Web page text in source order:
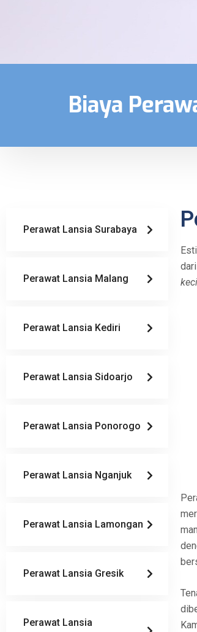
Biaya
Perawat Lansia Surabaya
Perawat Lansia Malang
Perawat Lansia Kediri
Perawat Lansia Sidoarjo
Perawat Lansia Ponorogo
Perawat Lansia Nganjuk
Perawat Lansia Lamongan
Perawat Lansia Gresik
Perawat Lansia